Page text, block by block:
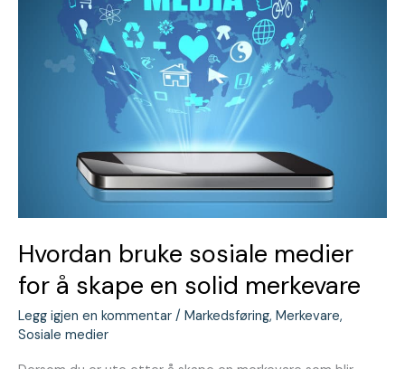
Hvordan bruke sosiale medier
for å skape en solid merkevare
Legg igjen en kommentar / Markedsføring, Merkevare,
Sosiale medier
merkevare